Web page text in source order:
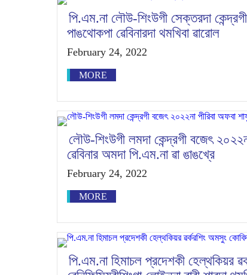
পি.এম.না লৌউ-শিংউগী সেক্তরদা
পাঙথোকপা ৱেবিনারদা থমখিবা ৱারোল
February 24, 2022
MORE
লৌউ-শিংউগী লমদা কেন্দ্রগী বজেৎ
ৱেবিনার অমদা পি.এম.না ৱা ঙাঙখ্রে
February 24, 2022
MORE
পি.এম.না হিমাচল প্রদেশকী হেল্থকিয়র